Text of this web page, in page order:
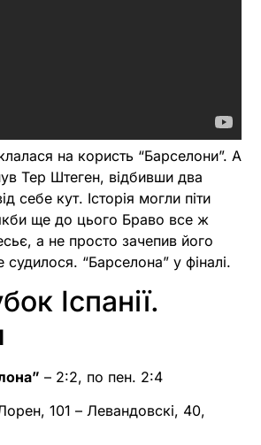
на користь “Барселони”. А
Тер Штеген, відбивши два
себе кут. Історія могли піти
ще до цього Браво все ж
а не просто зачепив його
“Барселона” у фіналі.
Іспанії.
– 2:2, по пен. 2:4
101 – Левандовскі, 40,